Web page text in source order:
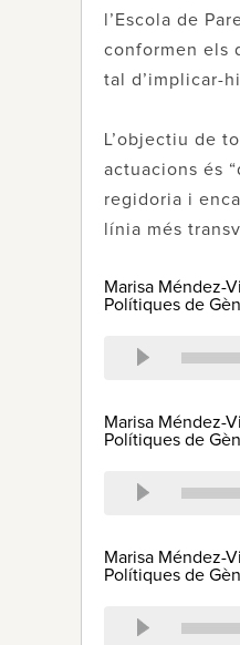
l’Escola de
conformen els
tal d’implicar-
L’objectiu de
actuacions és
regidoria i
línia més
Marisa Méndez-
Polítiques de
Marisa Méndez-
Polítiques de
Marisa Méndez-
Polítiques de